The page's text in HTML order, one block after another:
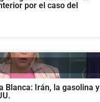
por el caso del
Blanca: Irán, la gasolina y